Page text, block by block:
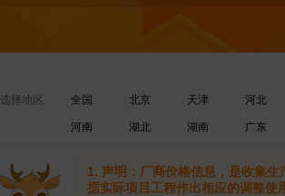
选择地区 全国 北京 天津 河北
河南 湖北 湖南 广东
1. 声明：厂商价格信息，是收集
据实际项目工程作出相应的调整使